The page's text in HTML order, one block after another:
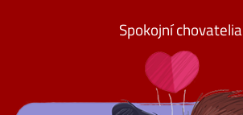
Spokojní chovatelia